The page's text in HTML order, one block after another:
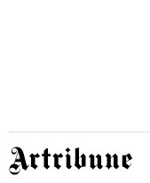
Artribune